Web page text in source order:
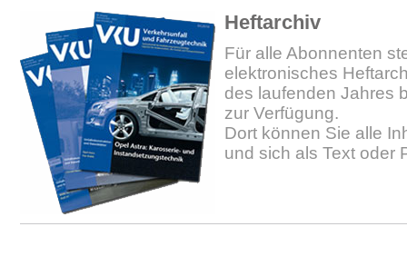
Heftarchiv
Für alle Abonnenten
elektronisches
des laufenden Jahres
zur Verfügung.
Dort können Sie alle
und sich als Text oder